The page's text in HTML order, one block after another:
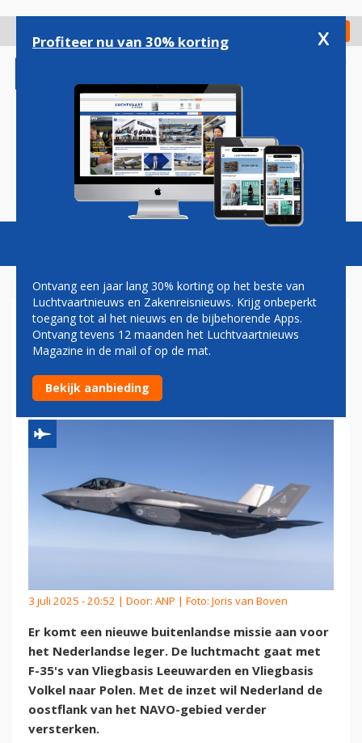
gaan
Check in
Magazine Podcasts Vacatures
F-35'S UIT LEEUWARDEN EN
VOLKEL GAAN RUSSEN
AFSCHRIKKEN IN POLEN
3 juli 2025 - 20:52 | Door: ANP | Foto: Joris van Boven
Er komt een nieuwe buitenlandse missie aan voor
het Nederlandse leger. De luchtmacht gaat met
F-35's van Vliegbasis Leeuwarden en Vliegbasis
Volkel naar Polen. Met de inzet wil Nederland de
oostflank van het NAVO-gebied verder
versterken.
Profiteer nu van 30% korting x
Ontvang een jaar lang 30% korting op het beste van
Luchtvaartnieuws en Zakenreisnieuws. Krijg onbeperkt
toegang tot al het nieuws en de bijbehorende Apps.
Ontvang tevens 12 maanden het Luchtvaartnieuws
Magazine in de mail of op de mat.
Bekijk aanbieding